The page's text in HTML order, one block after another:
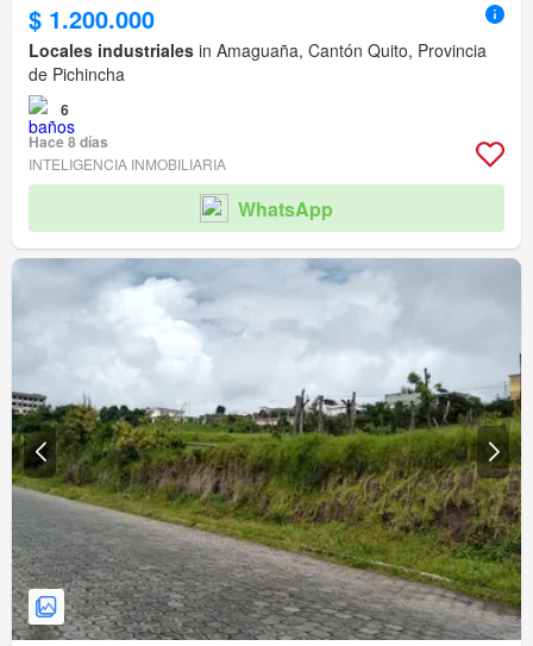
$ 1.200.000
Locales industriales in Amaguaña, Cantón Quito, Provincia
de Pichincha
6
Hace 8 días
INTELIGENCIA INMOBILIARIA
WhatsApp